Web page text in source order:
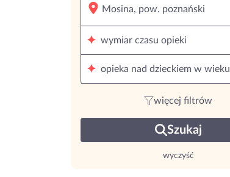
wymiar czasu opieki
opieka nad dzieckiem w wieku
więcej filtrów
Szukaj
wyczyść